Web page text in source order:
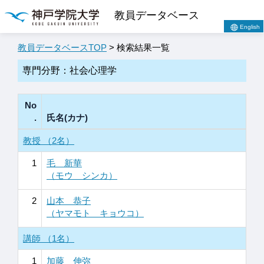
教員データベース
English
教員データベースTOP > 検索結果一覧
専門分野：社会心理学
No
.
氏名(カナ)
教授 （2名）
1
毛 新華
（モウ シンカ）
2
山本 恭子
（ヤマモト キョウコ）
講師 （1名）
1
加藤 伸弥